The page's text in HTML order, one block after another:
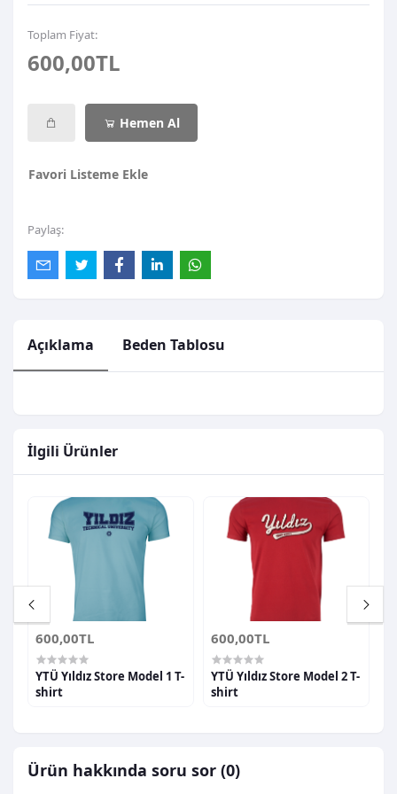
Toplam Fiyat:
600,00TL
Hemen Al
Favori Listeme Ekle
Paylaş:
Açıklama Beden Tablosu
İlgili Ürünler
600,00TL
YTÜ Yıldız Store Model 1 T-
shirt
600,00TL
YTÜ Yıldız Store Model 2 T-
shirt
Ürün hakkında soru sor (0)